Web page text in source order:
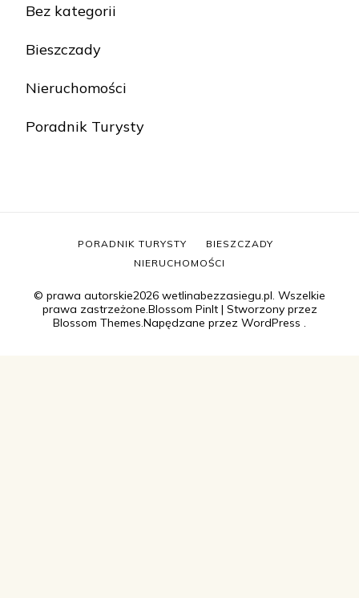
Bez kategorii
Bieszczady
Nieruchomości
Poradnik Turysty
© prawa autorskie2026 wetlinabezzasiegu.pl . Wszelkie
prawa zastrzeżone. Blossom PinIt | Stworzony przez
Blossom Themes .Napędzane przez WordPress
PORADNIK TURYSTY
BIESZCZADY
NIERUCHOMOŚCI